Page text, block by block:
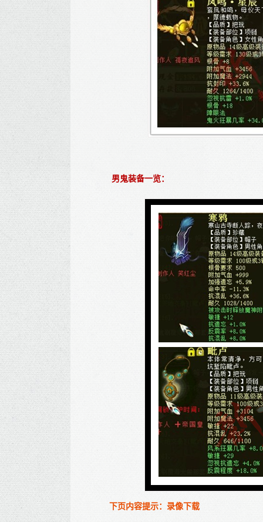
男鬼装备一览：
下页内容提示：录像下载